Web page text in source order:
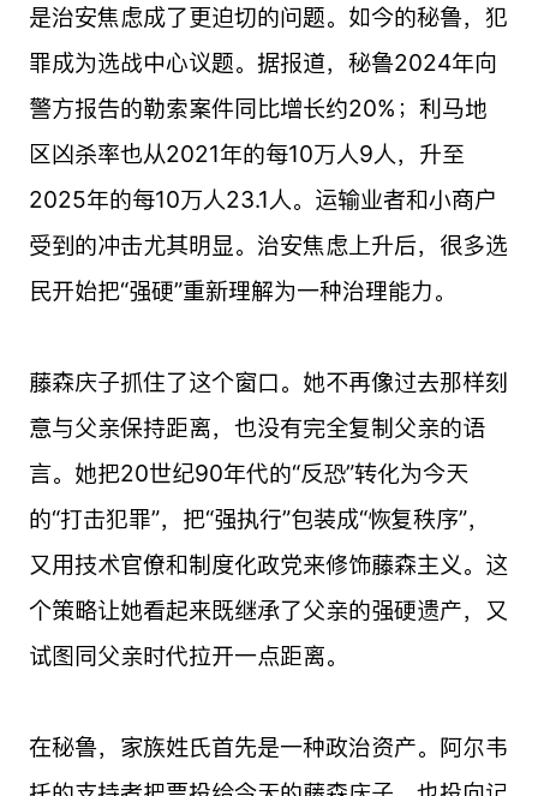
是治安焦虑成了更迫切的问题。如今的秘鲁，犯
罪成为选战中心议题。据报道，秘鲁2024年向
警方报告的勒索案件同比增长约20%；利马地
区凶杀率也从2021年的每10万人9人，升至
2025年的每10万人23.1人。运输业者和小商户
受到的冲击尤其明显。治安焦虑上升后，很多选
民开始把“强硬”重新理解为一种治理能力。
藤森庆子抓住了这个窗口。她不再像过去那样刻
意与父亲保持距离，也没有完全复制父亲的语
言。她把20世纪90年代的“反恐”转化为今天
的“打击犯罪”，把“强执行”包装成“恢复秩序”，
又用技术官僚和制度化政党来修饰藤森主义。这
个策略让她看起来既继承了父亲的强硬遗产，又
试图同父亲时代拉开一点距离。
在秘鲁，家族姓氏首先是一种政治资产。阿尔韦